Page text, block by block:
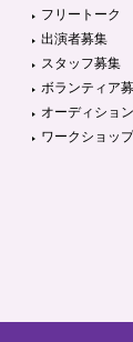
フリートーク
出演者募集
スタッフ募集
ボランティア
オーディショ
ワークショッ